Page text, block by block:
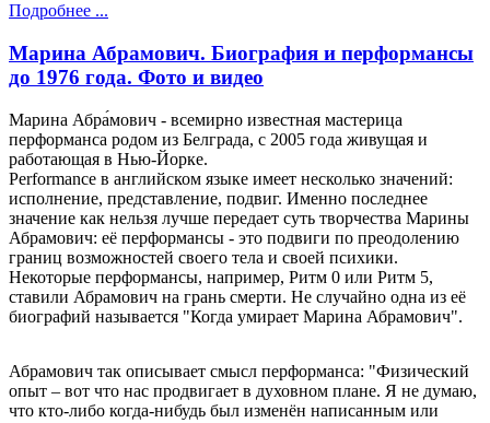
Подробнее ...
Марина Абрамович. Биография и перформансы
до 1976 года. Фото и видео
Марина Абра́мович - всемирно известная мастерица
перформанса родом из Белграда, с 2005 года живущая и
работающая в Нью-Йорке.
Performance в английском языке имеет несколько значений:
исполнение, представление, подвиг. Именно последнее
значение как нельзя лучше передает суть творчества Марины
Абрамович: её перформансы - это подвиги по преодолению
границ возможностей своего тела и своей психики.
Некоторые перформансы, например, Ритм 0 или Ритм 5,
ставили Абрамович на грань смерти. Не случайно одна из её
биографий называется "Когда умирает Марина Абрамович".
Абрамович так описывает смысл перформанса: "Физический
опыт – вот что нас продвигает в духовном плане. Я не думаю,
что кто-либо когда-нибудь был изменён написанным или